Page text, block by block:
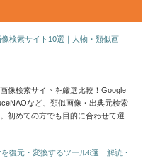
像検索サイト10選｜人物・類似画
像検索サイトを厳選比較！Google
など、類似画像・出典元検索
初めての方でも目的に合わせて選
を復元・変換するツール6選｜解読・